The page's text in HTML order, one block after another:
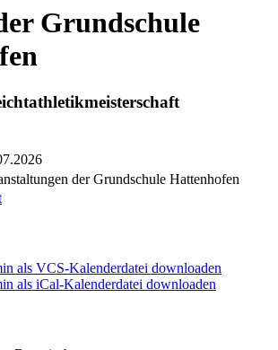
Grundschule
der Grundschule Hattenhofen
als VCS-Kalenderdatei downloaden
als iCal-Kalenderdatei downloaden